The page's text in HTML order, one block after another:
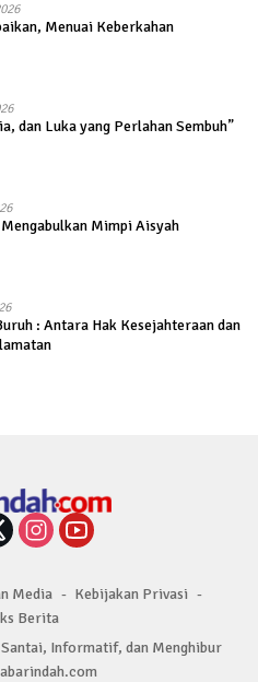
Menuai Keberkahan
dan Luka yang Perlahan Sembuh”
Mimpi Aisyah
: Antara Hak Kesejahteraan dan
Media
Kebijakan Privasi
Berita
Informatif, dan Menghibur